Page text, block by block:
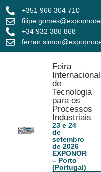
+351 966 304 710
+34 932 386 868
Feira
Internacional
de
Tecnologia
para os
Processos
Industriais
23 e 24
de
setembro
de 2026
EXPONOR
– Porto
(Portugal)